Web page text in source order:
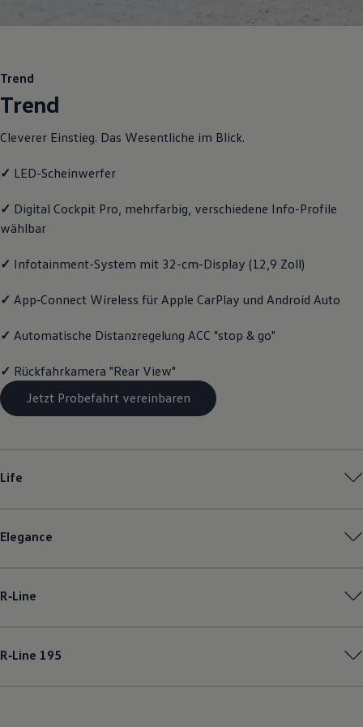
Räder und Reifen
Transport
Entertainment und Elektronik
Wallbox und Ladekabel
Dienste für Ihr Modell finden
Volkswagen Apps, Login und Shop
Über Ihr Auto
Vorgängermodelle
Volkswagen Kundenbetreuung
Assistenzsysteme
Live Beratung
Magazin
Lifestyle
Transport
Familie
Trend
Trend
Cleverer Einstieg. Das Wesentliche im Blick.
✓ LED-Scheinwerfer
✓ Digital Cockpit Pro, mehrfarbig, verschiedene Info-Profile
wählbar
✓ Infotainment-System mit 32-cm-Display (12,9 Zoll)
✓ App‑Connect Wireless für Apple CarPlay und Android Auto
✓ Automatische Distanzregelung ACC "stop & go"
✓ Rückfahrkamera "Rear View"
Jetzt Probefahrt vereinbaren
Life
Elegance
R‑Line
R‑Line 195